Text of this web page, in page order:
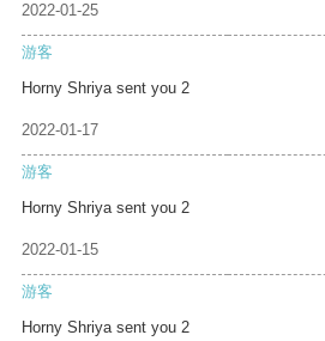
2022-01-25
游客
Horny Shriya sent you 2
2022-01-17
游客
Horny Shriya sent you 2
2022-01-15
游客
Horny Shriya sent you 2